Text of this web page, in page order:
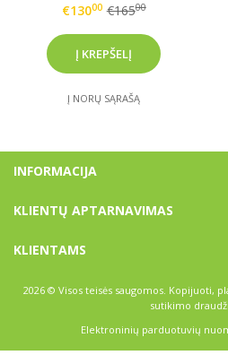
€13000 €16500
Į NORŲ SĄRAŠĄ
INFORMACIJA
KLIENTŲ APTARNAVIMAS
KLIENTAMS
2026 © Visos teisės saugomos. Kopijuoti,
sutikimo
Elektroninių parduotuvių